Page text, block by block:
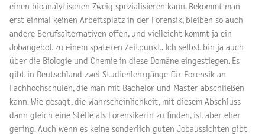
einen bioanalytischen Zweig spezialisieren kann. Bekommt man
erst einmal keinen Arbeitsplatz in der Forensik, bleiben so auch
andere Berufsalternativen offen, und vielleicht kommt ja ein
Jobangebot zu einem späteren Zeitpunkt. Ich selbst bin ja auch
über die Biologie und Chemie in diese Domäne eingestiegen. Es
gibt in Deutschland zwei Studienlehrgänge für Forensik an
Fachhochschulen, die man mit Bachelor und Master abschließen
kann. Wie gesagt, die Wahrscheinlichkeit, mit diesem Abschluss
dann gleich eine Stelle als ForensikerIn zu finden, ist aber eher
gering. Auch wenn es keine sonderlich guten Jobaussichten gibt